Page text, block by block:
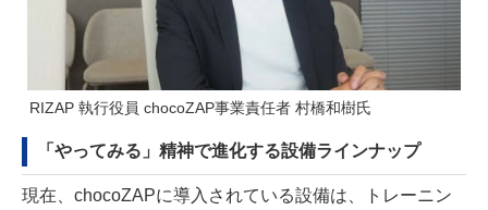
RIZAP 執行役員 chocoZAP事業責任者 村橋和樹氏
「やってみる」精神で進化する設備ラインナップ
現在、chocoZAPに導入されている設備は、トレーニン